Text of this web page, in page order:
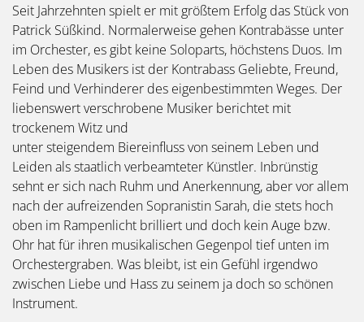
Seit Jahrzehnten spielt er mit größtem Erfolg das Stück von
Patrick Süßkind. Normalerweise gehen Kontrabässe unter
im Orchester, es gibt keine Soloparts, höchstens Duos. Im
Leben des Musikers ist der Kontrabass Geliebte, Freund,
Feind und Verhinderer des eigenbestimmten Weges. Der
liebenswert verschrobene Musiker berichtet mit
trockenem Witz und
unter steigendem Biereinfluss von seinem Leben und
Leiden als staatlich verbeamteter Künstler. Inbrünstig
sehnt er sich nach Ruhm und Anerkennung, aber vor allem
nach der aufreizenden Sopranistin Sarah, die stets hoch
oben im Rampenlicht brilliert und doch kein Auge bzw.
Ohr hat für ihren musikalischen Gegenpol tief unten im
Orchestergraben. Was bleibt, ist ein Gefühl irgendwo
zwischen Liebe und Hass zu seinem ja doch so schönen
Instrument.